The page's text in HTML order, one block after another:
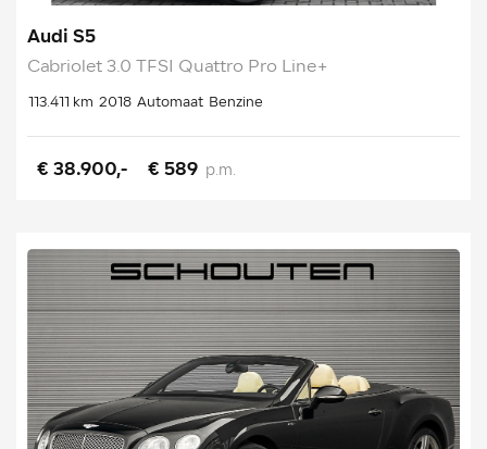
Audi S5
Cabriolet 3.0 TFSI Quattro Pro Line+
113.411 km 2018 Automaat Benzine
€ 38.900,- € 589 p.m.